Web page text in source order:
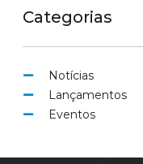
Categorias
Notícias
Lançamentos
Eventos